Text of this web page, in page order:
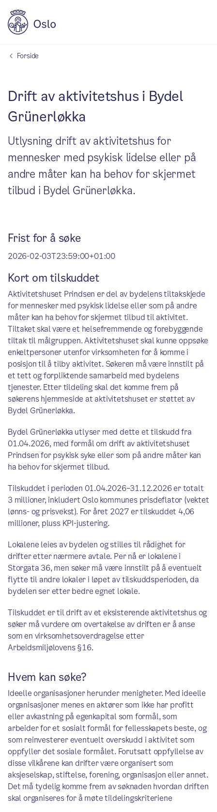
Forside
Drift av aktivitetshus i Bydel
Grünerløkka
Utlysning drift av aktivitetshus for
mennesker med psykisk lidelse eller på
andre måter kan ha behov for skjermet
tilbud i Bydel Grünerløkka.
Frist for å søke
2026-02-03T23:59:00+01:00
Kort om tilskuddet
Aktivitetshuset Prindsen er del av bydelens tiltakskjede
for mennesker med psykisk lidelse eller som på andre
måter kan ha behov for skjermet tilbud til aktivitet.
Tiltaket skal være et helsefremmende og forebyggende
tiltak til målgruppen. Aktivitetshuset skal kunne oppsøke
enkeltpersoner utenfor virksomheten for å komme i
posisjon til å tilby aktivitet. Søkeren må være innstilt på
et tett og forpliktende samarbeid med bydelens
tjenester. Etter tildeling skal det komme frem på
søkerens hjemmeside at aktivitetshuset er støttet av
Bydel Grünerløkka.
Bydel Grünerløkka utlyser med dette et tilskudd fra
01.04.2026, med formål om drift av aktivitetshuset
Prindsen for psykisk syke eller som på andre måter kan
ha behov for skjermet tilbud.
Tilskuddet i perioden 01.04.2026–31.12.2026 er totalt
3 millioner, inkludert Oslo kommunes prisdeflator (vektet
lønns- og prisvekst). For året 2027 er tilskuddet 4,06
millioner, pluss KPI-justering.
Lokalene leies av bydelen og stilles til rådighet for
drifter etter nærmere avtale. Per nå er lokalene i
Storgata 36, men søker må være innstilt på å eventuelt
flytte til andre lokaler i løpet av tilskuddsperioden, da
bydelen ser etter bedre egnet lokale.
Tilskuddet er til drift av et eksisterende aktivitetshus og
søker må vurdere om overtakelse av driften er å anse
som en virksomhetsoverdragelse etter
Arbeidsmiljølovens §16.
Hvem kan søke?
Ideelle organisasjoner herunder menigheter. Med ideelle
organisasjoner menes en aktører som ikke har profitt
eller avkastning på egenkapital som formål, som
arbeider for et sosialt formål for fellesskapets beste, og
som reinvesterer eventuelt overskudd i aktivitet som
oppfyller det sosiale formålet. Forutsatt oppfyllelse av
disse vilkårene kan drifter være organisert som
aksjeselskap, stiftelse, forening, organisasjon eller annet.
Det må tydelig komme frem av søknaden hvordan driften
skal organiseres for å møte tildelingskriteriene